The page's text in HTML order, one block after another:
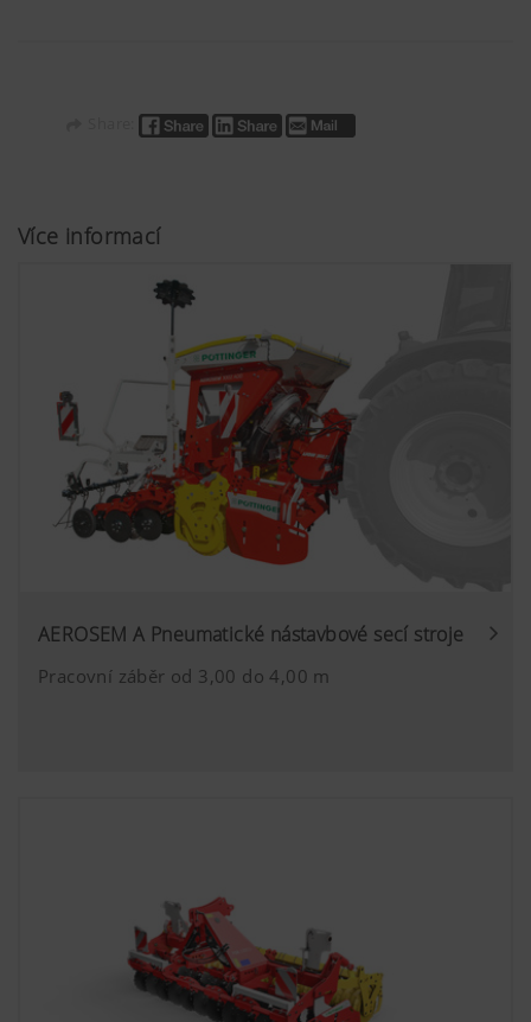
Více informací
AEROSEM A Pneumatické nástavbové secí stroje
Pracovní záběr od 3,00 do 4,00 m